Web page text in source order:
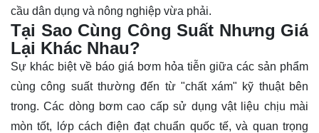
cầu dân dụng và nông nghiệp vừa phải.
Tại Sao Cùng Công Suất Nhưng Giá
Lại Khác Nhau?
Sự khác biệt về báo giá bơm hỏa tiễn giữa các sản phẩm
cùng công suất thường đến từ "chất xám" kỹ thuật bên
trong. Các dòng bơm cao cấp sử dụng vật liệu chịu mài
mòn tốt, lớp cách điện đạt chuẩn quốc tế, và quan trọng